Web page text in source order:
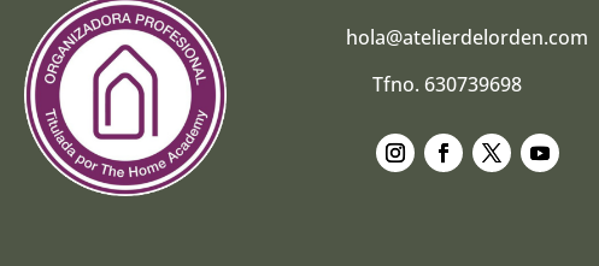
hola@atelierdelorden.com
Tfno. 630739698